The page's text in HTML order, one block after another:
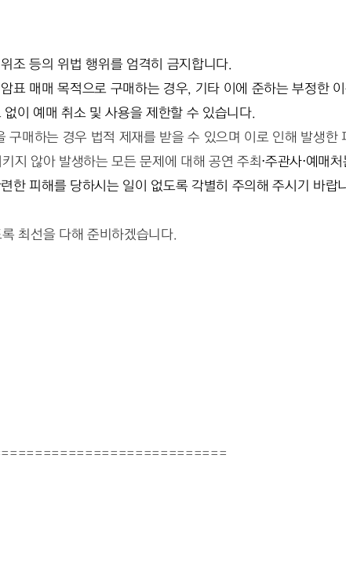
조 등의 위법 행위를 엄격히 금지합니다.
표 매매 목적으로 구매하는 경우, 기타 이에 준하는 부정한
이 예매 취소 및 사용을 제한할 수 있습니다.
매하는 경우 법적 제재를 받을 수 있으며 이로 인해 발생한
지 않아 발생하는 모든 문제에 대해 공연 주최 ⋅주관사⋅예매
한 피해를 당하시는 일이 없도록 각별히 주의해 주시기 바랍
최선을 다해 준비하겠습니다.